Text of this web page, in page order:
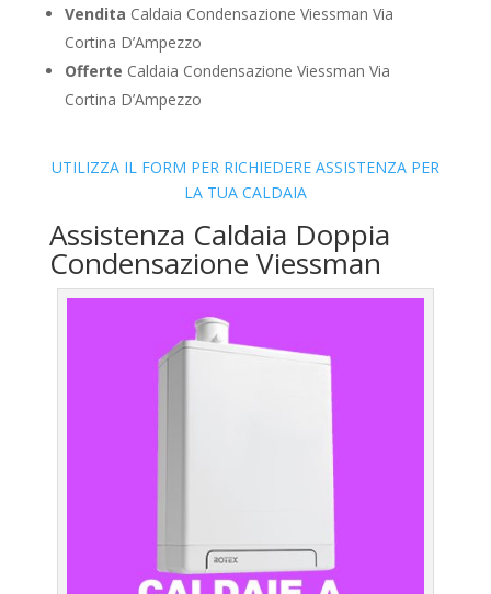
Vendita Caldaia Condensazione Viessman Via
Cortina D’Ampezzo
Offerte Caldaia Condensazione Viessman Via
Cortina D’Ampezzo
UTILIZZA IL FORM PER RICHIEDERE ASSISTENZA PER
LA TUA CALDAIA
Assistenza Caldaia Doppia
Condensazione Viessman